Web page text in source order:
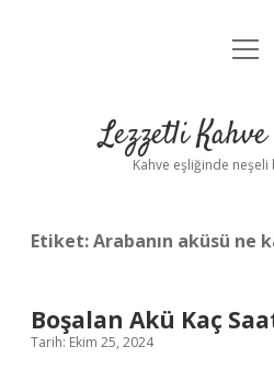
Anasayfa
Yasal
Lezzetli
Kahve eşliğinde
Etiket:Arabanın aküsü ne
Boşalan Akü Kaç
Tarih: Ekim 25, 2024